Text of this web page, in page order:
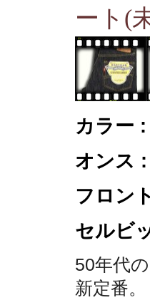
ート(
カラー :
オンス :
フロン
セルビ
50年代
新定番。